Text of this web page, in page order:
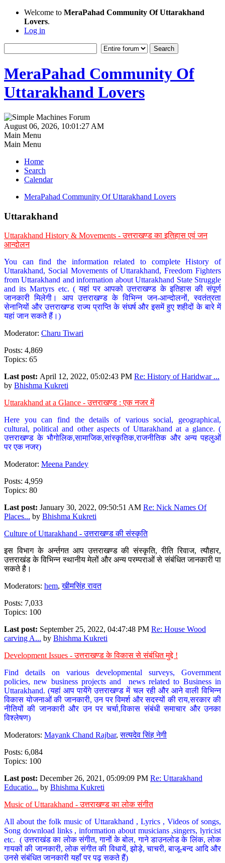
Welcome to MeraPahad Community Of Uttarakhand
Lovers.
Log in
MeraPahad Community Of
Uttarakhand Lovers
August 06, 2026, 10:01:27 AM
Main Menu
Main Menu
Home
Search
Calendar
MeraPahad Community Of Uttarakhand Lovers
Uttarakhand
Uttarakhand History & Movements - उत्तराखण्ड का इतिहास एवं जन
आन्दोलन
You can find the information related to complete History of
Uttarakhand, Social Movements of Uttarakhand, Freedom Fighters
from Uttarakhand and information about Uttarakhand State Struggle
and its Martyrs etc. ( यहां पर आपको उत्तराखण्ड के इतिहास की संपूर्ण
जानकारी मिलेगी। आप उत्तराखण्ड के विभिन्न जन-आन्दोलनों, स्वतंत्रता
सेनानियों और उत्तराखण्ड राज्य प्राप्ति के संघर्ष और इसमें हुए शहीदों के बारे में
यहां जान सकते हैं।)
Moderator: Charu Tiwari
Posts: 4,869
Topics: 65
Last post: April 12, 2022, 05:02:43 PM Re: History of Haridwar ...
by Bhishma Kukreti
Uttarakhand at a Glance - उत्तराखण्ड : एक नजर में
Here you can find the details of various social, geographical,
cultural, political and other aspects of Uttarakhand at a glance. (
उत्तराखण्ड के भौगोलिक,सामाजिक,सांस्कृतिक,राजनीतिक और अन्य पहलुओं
पर एक नजर)
Moderator: Meena Pandey
Posts: 4,959
Topics: 80
Last post: January 30, 2022, 09:50:51 AM Re: Nick Names Of
Places... by Bhishma Kukreti
Culture of Uttarakhand - उत्तराखण्ड की संस्कृति
इस विभाग के अर्न्तगत आप उत्तराखण्ड की संस्कृति, रीति रिवाज, त्यौहार,
उत्तराखंड के विभिन्न स्थानीय मेलों और अन्य परम्पराओं से संबंधित जानकारी पा
सकते है।
Moderators: hem,खीमसिंह रावत
Posts: 7,033
Topics: 100
Last post: September 25, 2022, 04:47:48 PM Re: House Wood
carving A... by Bhishma Kukreti
Development Issues - उत्तराखण्ड के विकास से संबंधित मुद्दे !
Find details on various developmental surveys, Government
policies, new business projects and news related to Business in
Uttarakhand. (यहां आप पायेंगे उत्तराखण्ड में चल रही और आने वाली विभिन्न
विकास योजनाओं की जानकारी, उन पर विमर्श और सदस्यों की राय,सरकार की
नीतियों की जानकारी और उन पर चर्चा,विकास संबंधी समाचार और उनका
विश्लेषण)
Moderators: Mayank Chand Rajbar,सत्यदेव सिंह नेगी
Posts: 6,084
Topics: 100
Last post: December 26, 2021, 05:09:09 PM Re: Uttarakhand
Educatio... by Bhishma Kukreti
Music of Uttarakhand - उत्तराखण्ड का लोक संगीत
All about the folk music of Uttarakhand , Lyrics , Videos of songs,
Song download links , information about musicians ,singers, lyricist
etc. ( उत्तराखंड का लोक संगीत, गानों के बोल, गाने डाउनलोड के लिंक, लोक
गायकों की जानकारी, लोक संगीत की विधायें, झोड़े, चाचरी, बाजू-बन्द आदि और
उनसे संबंधित जानकारी यहाँ पर पढ़ सकते हैं)